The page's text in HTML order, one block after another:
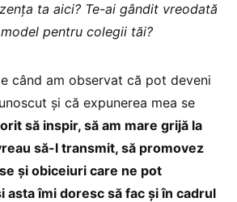
ta aici? Te-ai gândit vreodată
pentru colegii tăi?
când am observat că pot deveni
și că expunerea mea se
să inspir, să am mare grijă la
să-l transmit, să promovez
și obiceiuri care ne pot
asta îmi doresc să fac și în cadrul